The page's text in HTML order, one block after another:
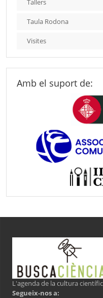
Tallers
Taula Rodona
Visites
Amb el suport de:
L'agenda de la cultura
Segueix-nos a: